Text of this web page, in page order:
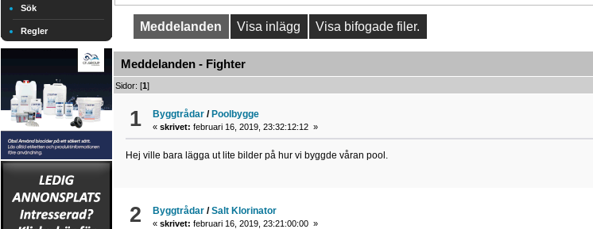
Sök
Regler Meddelanden Visa inlägg Visa bifogade filer.
Meddelanden - Fighter
Sidor: [1]
1 Byggtrådar / Poolbygge
«skrivet: februari 16, 2019, 23:32:12:12 »
Hej ville bara lägga ut lite bilder på hur vi byggde våran pool.
2 Byggtrådar /Salt Klorinator
«skrivet: februari 16, 2019, 23:21:00:00 »